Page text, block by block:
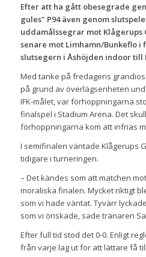
Efter att ha gått obesegrade
gules" P94 även genom
uddamålssegrar mot Klågerups
senare mot Limhamn/Bunkeflo i
slutsegern i Åshöjden indoor till
Med tanke på fredagens
på grund av överlägsenheten
IFK-målet, var förhoppningarna
finalspel i Stadium Arena. Det
förhoppningarna kom att infrias
I semifinalen väntade Klågerups
tidigare i turneringen.
– Det kändes som att matchen
moraliska finalen. Mycket riktigt
som vi hade väntat. Tyvärr
som vi önskade, sade tränaren
Efter full tid stod det 0-0. Enligt
från varje lag ut för att lättare få